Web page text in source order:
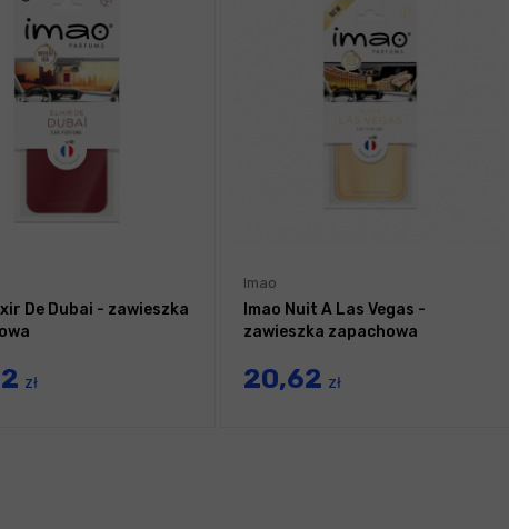
De Dubai - zawieszka
zł
Imao
Imao Nuit A Las Vegas -
zawieszka zapachowa
20,62 zł